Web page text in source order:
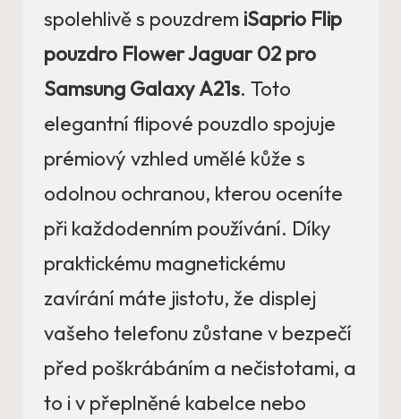
spolehlivě s pouzdrem iSaprio Flip
pouzdro Flower Jaguar 02 pro
Samsung Galaxy A21s. Toto
elegantní flipové pouzdlo spojuje
prémiový vzhled umělé kůže s
odolnou ochranou, kterou oceníte
při každodenním používání. Díky
praktickému magnetickému
zavírání máte jistotu, že displej
vašeho telefonu zůstane v bezpečí
před poškrábáním a nečistotami, a
to i v přeplněné kabelce nebo